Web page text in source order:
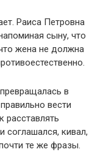
Раиса Петровна
сыну, что
жена не должна
в
вести
расставлять
соглашался, кивал,
те же фразы.